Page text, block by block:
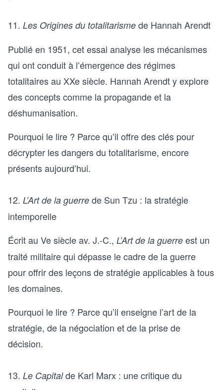
11. Les Origines du totalitarisme de Hannah Arendt
Publié en 1951, cet essai analyse les mécanismes
qui ont conduit à l’émergence des régimes
totalitaires au XXe siècle. Hannah Arendt y explore
des concepts comme la propagande et la
déshumanisation.
Pourquoi le lire ? Parce qu’il offre des clés pour
décrypter les dangers du totalitarisme, encore
présents aujourd’hui.
12. L’Art de la guerre de Sun Tzu : la stratégie
intemporelle
Écrit au Ve siècle av. J.-C., L’Art de la guerre est un
traité militaire qui dépasse le cadre de la guerre
pour offrir des leçons de stratégie applicables à tous
les domaines.
Pourquoi le lire ? Parce qu’il enseigne l’art de la
stratégie, de la négociation et de la prise de
décision.
13. Le Capitalde Karl Marx : une critique du